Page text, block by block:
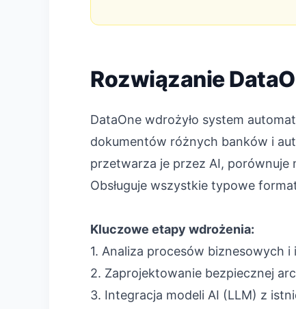
Rozwiązanie
DataOne wdrożyło system
dokumentów różnych banków i
przetwarza je przez AI, porównuje
Obsługuje wszystkie typowe
Kluczowe etapy wdrożenia:
1. Analiza procesów biznesowych
2. Zaprojektowanie bezpiecznej
3. Integracja modeli AI (LLM) z